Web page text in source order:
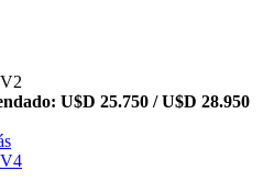
U$D 25.750 / U$D 28.950